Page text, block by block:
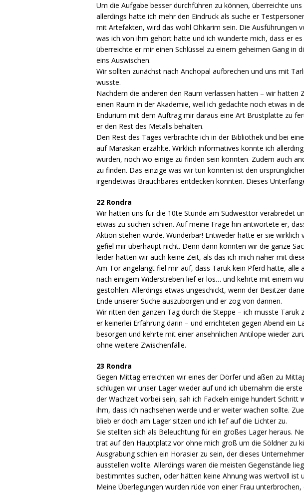
Um die Aufgabe besser durchführen zu können, überreichte
allerdings hatte ich mehr den Eindruck als suche er
mit Artefakten, wird das wohl Ohkarim sein. Die Ausführungen
was ich von ihm gehört hatte und ich wunderte mich, dass er
überreichte er mir einen Schlüssel zu einem geheimen Gang in
eins Auswischen.
Wir sollten zunächst nach Anchopal aufbrechen und uns mit
wusste.
Nachdem die anderen den Raum verlassen hatten – wir
einen Raum in der Akademie, weil ich gedachte noch etwas in
Endurium mit dem Auftrag mir daraus eine Art Brustplatte zu
er den Rest des Metalls behalten.
Den Rest des Tages verbrachte ich in der Bibliothek und bei
auf Maraskan erzählte. Wirklich informatives konnte ich
wurden, noch wo einige zu finden sein könnten. Zudem auch
zu finden. Das einzige was wir tun könnten ist den
irgendetwas Brauchbares entdecken konnten. Dieses
22 Rondra
Wir hatten uns für die 10te Stunde am Südwesttor verabredet
etwas zu suchen schien. Auf meine Frage hin antwortete er,
Aktion stehen würde. Wunderbar! Entweder hatte er sie
gefiel mir überhaupt nicht. Denn dann könnten wir die ganze
leider hatten wir auch keine Zeit, als das ich mich näher mit
Am Tor angelangt fiel mir auf, dass Taruk kein Pferd hatte, alle
nach einigem Widerstreben lief er los… und kehrte mit einem
gestohlen. Allerdings etwas ungeschickt, wenn der Besitzer
Ende unserer Suche auszuborgen und er zog von dannen.
Wir ritten den ganzen Tag durch die Steppe – ich musste
er keinerlei Erfahrung darin – und errichteten gegen Abend ein
besorgen und kehrte mit einer ansehnlichen Antilope wieder
ohne weitere Zwischenfälle.
23 Rondra
Gegen Mittag erreichten wir eines der Dörfer und aßen zu
schlugen wir unser Lager wieder auf und ich übernahm die
der Wachzeit vorbei sein, sah ich Fackeln einige hundert
ihm, dass ich nachsehen werde und er weiter wachen sollte.
blieb er doch am Lager sitzen und ich lief auf die Lichter zu.
Sie stellten sich als Beleuchtung für ein großes Lager heraus.
trat auf den Hauptplatz vor ohne mich groß um die Söldner zu
Ausgrabung schien ein Horasier zu sein, der dieses
ausstellen wollte. Allerdings waren die meisten Gegenstände
bestimmtes suchen, oder hätten keine Ahnung was wertvoll ist
Meine Überlegungen wurden rüde von einer Frau